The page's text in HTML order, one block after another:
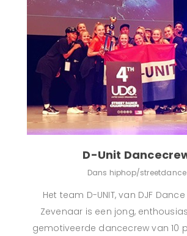
D-Unit
Dans hiphop/streetdance
Het team D-UNIT, van DJF
Zevenaar is een jong,
gemotiveerde dancecrew van 10